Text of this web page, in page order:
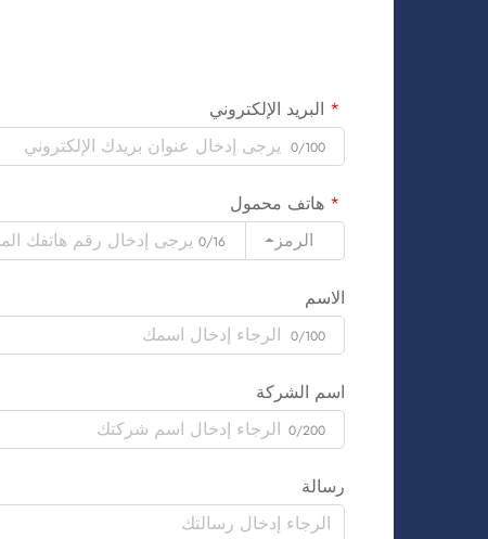
البريد الإلكتروني
0/100
هاتف محمول
الرمز
0/16
الاسم
0/100
اسم الشركة
0/200
رسالة